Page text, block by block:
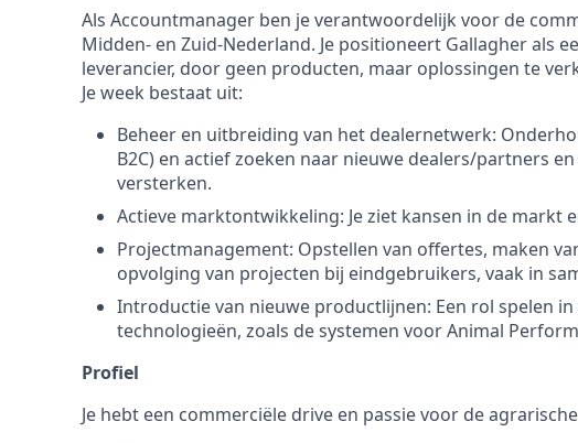
Als Accountmanager ben je verantwoordelijk voor de
Midden- en Zuid-Nederland. Je positioneert Gallagher als
leverancier, door geen producten, maar oplossingen te
Je week bestaat uit:
Beheer en uitbreiding van het dealernetwerk:
B2C) en actief zoeken naar nieuwe dealers/partners
versterken.
Actieve marktontwikkeling: Je ziet kansen in de markt
Projectmanagement: Opstellen van offertes, maken
opvolging van projecten bij eindgebruikers, vaak in
Introductie van nieuwe productlijnen: Een rol spelen
technologieën, zoals de systemen voor Animal
Profiel
Je hebt een commerciële drive en passie voor de